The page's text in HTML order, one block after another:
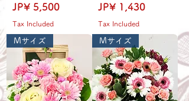
Price
JP¥ 5,500
Tax Included
Price
JP¥ 1,430
Tax Included
Mサイズ Mサイズ